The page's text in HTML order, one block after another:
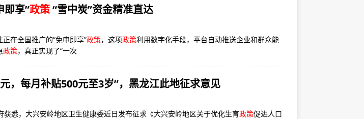
构成更大威胁
即享”政策“雪中炭”资金精准直达
在全国推广的“免申即享”政策，这项政策利用数字化手段，平台自动推送企业和群众能
政策，真正实现了“一次
，每月补贴500元至3岁”，黑龙江此地征求意见
获悉，大兴安岭地区卫生健康委近日发布征求《大兴安岭地区关于优化生育政策促进人口